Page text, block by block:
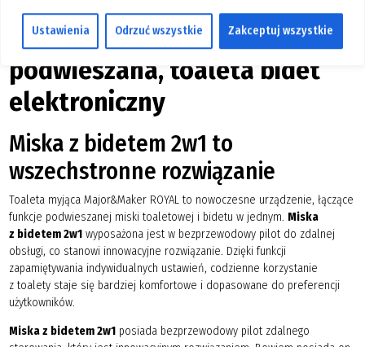
Ustawienia Odrzuć wszystkie Zakceptuj wszystkie
Toaleta Myjąca Royal – wersja
podwieszana, toaleta bidet
elektroniczny
Miska z bidetem 2w1 to
wszechstronne rozwiązanie
Toaleta myjąca Major&Maker ROYAL to nowoczesne urządzenie, łączące
funkcje podwieszanej miski toaletowej i bidetu w jednym. Miska
z bidetem 2w1wyposażona jest w bezprzewodowy pilot do zdalnej
obsługi, co stanowi innowacyjne rozwiązanie. Dzięki funkcji
zapamiętywania indywidualnych ustawień, codzienne korzystanie
z toalety staje się bardziej komfortowe i dopasowane do preferencji
użytkowników.
Miska z bidetem 2w1posiada bezprzewodowy pilot zdalnego